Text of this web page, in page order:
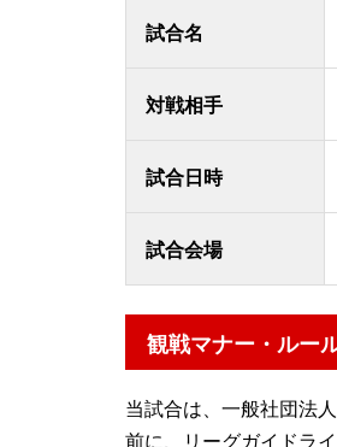
試合名
対戦相手
試合日時
試合会場
観戦マナー・ルー
当試合は、一般社団法
前に、リーグガイドラ